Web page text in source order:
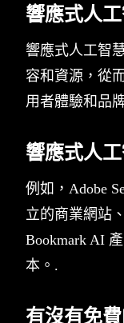
響應式人
響應式人工智
容和資源，從
用者體驗和品
響應式人
例如，Adobe
立的商業網站
Bookmark AI
本。.
有沒有免